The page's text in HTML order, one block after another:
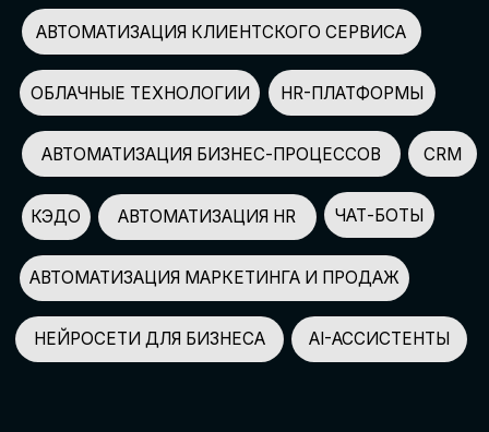
СПИКЕРОВ
150+
ПАРТНЕРОВ
100+
УЧАСТНИКОВ
2500+
GLOBAL TECH FORUM –